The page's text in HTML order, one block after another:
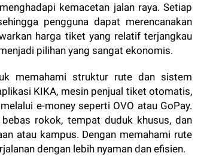
kemacetan jalan raya. Setiap
pengguna dapat merencanakan
harga tiket yang relatif terjangkau
pilihan yang sangat ekonomis.
memahami struktur rute dan sistem
KIKA, mesin penjual tiket otomatis,
e-money seperti OVO atau GoPay.
rokok, tempat duduk khusus, dan
atau kampus. Dengan memahami rute
dengan lebih nyaman dan efisien.